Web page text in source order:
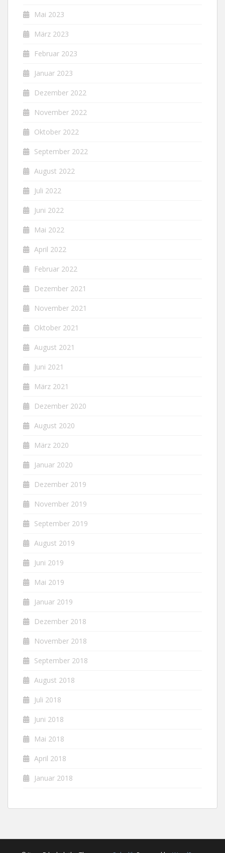
Mai 2023
März 2023
Februar 2023
Januar 2023
Dezember 2022
November 2022
Oktober 2022
September 2022
August 2022
Juli 2022
Juni 2022
Mai 2022
April 2022
Februar 2022
Dezember 2021
November 2021
Oktober 2021
August 2021
Juni 2021
März 2021
Dezember 2020
August 2020
März 2020
Januar 2020
Dezember 2019
November 2019
September 2019
August 2019
Juni 2019
Mai 2019
Januar 2019
Dezember 2018
November 2018
September 2018
August 2018
Juli 2018
Juni 2018
Mai 2018
April 2018
Januar 2018